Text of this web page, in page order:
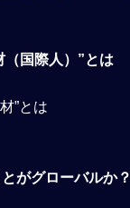
国際人）”とは
”とは
がグローバルか？